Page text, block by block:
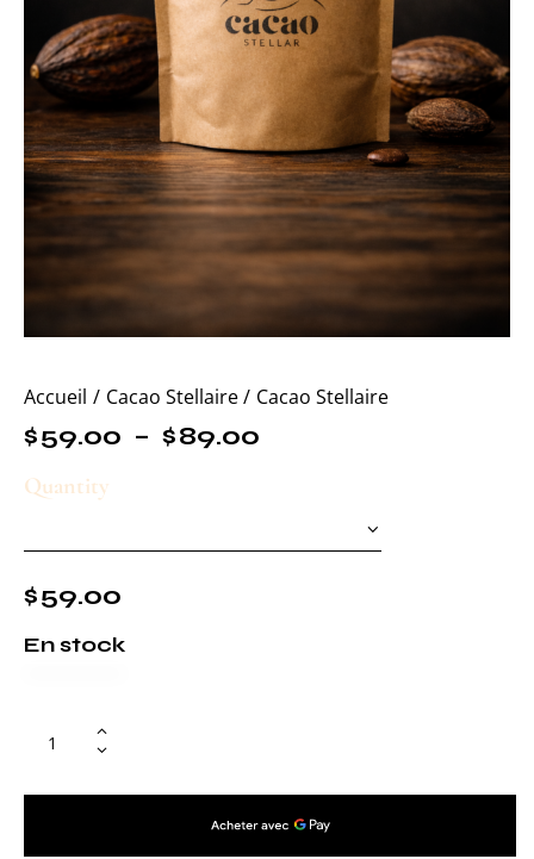
Accueil Cacao Stellaire Cacao Stellaire
$59.00 – $89.00
Quantity
$59.00
En stock